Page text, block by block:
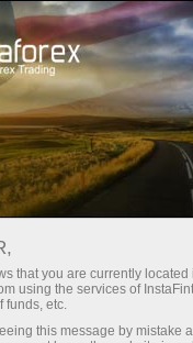
เปิดบัญชีเทรดทันที
ต้นใหม่ สำหรับนักลงทุน
1.15218
07 Aug 2026
that you are currently
using the services of
funds, etc.
this message by